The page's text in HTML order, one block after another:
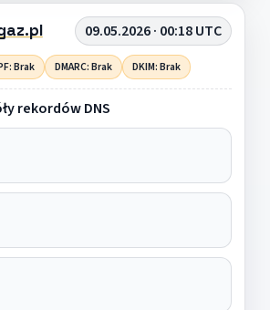
09.05.2026 · 00:18 UTC
Brak DMARC: Brak DKIM: Brak
rekordów DNS